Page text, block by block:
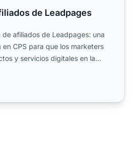
de Leadpages
de afiliados de Leadpages: una
CPS para que los marketers
y servicios digitales en la